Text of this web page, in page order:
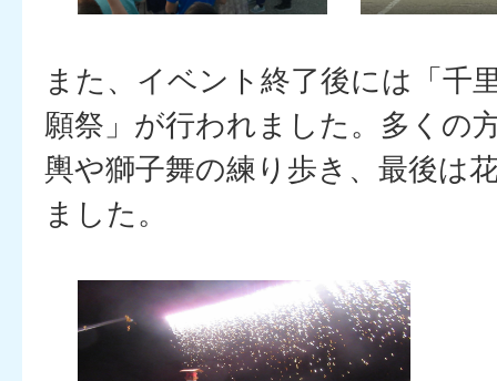
また、イベント終了後には「千
願祭」が行われました。多くの
輿や獅子舞の練り歩き、最後は
ました。